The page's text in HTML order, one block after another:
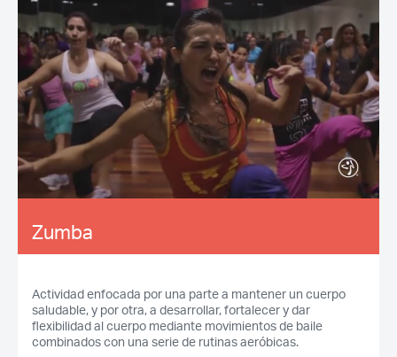
Zumba
Actividad enfocada por una parte a mantener un cuerpo
saludable, y por otra, a desarrollar, fortalecer y dar
flexibilidad al cuerpo mediante movimientos de baile
combinados con una serie de rutinas aeróbicas.